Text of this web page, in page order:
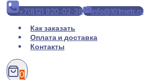
+7(812) 920-02-38
info@101metr.ru
Как заказать
Оплата и доставка
Контакты
0